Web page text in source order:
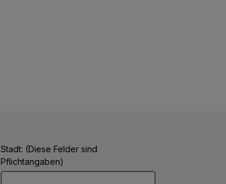
Stadt: (Diese Felder sind
Pflichtangaben)